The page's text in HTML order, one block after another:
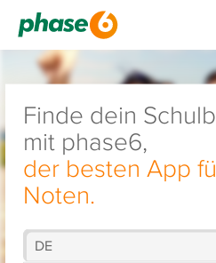
Finde dein
mit phase6,
der besten App
Noten.